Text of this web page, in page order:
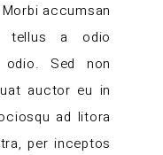
accumsan
tellus a odio
Sed non
auctor eu in
ad litora
per inceptos